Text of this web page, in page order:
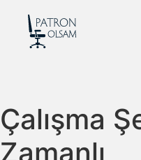
Çalışma
Zamanlı